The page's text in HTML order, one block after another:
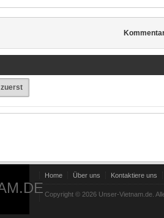
zuerst
Home Über uns Kontaktiere uns
Copyright © 2026 Unser-Vietnam.de.